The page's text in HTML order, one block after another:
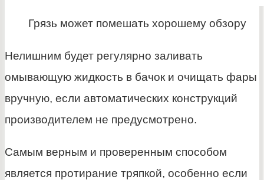
Грязь может помешать хорошему обзору
Нелишним будет регулярно заливать
омывающую жидкость в бачок и очищать фары
вручную, если автоматических конструкций
производителем не предусмотрено.
Самым верным и проверенным способом
является протирание тряпкой, особенно если